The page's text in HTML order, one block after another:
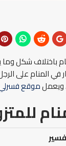
باختلاف شكل
في المنام على
ويعملموقع